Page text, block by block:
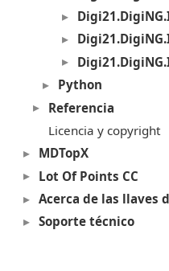
Python
Referencia
Licencia y copyright
MDTopX
Lot Of Points CC
Acerca de las llaves
Soporte técnico